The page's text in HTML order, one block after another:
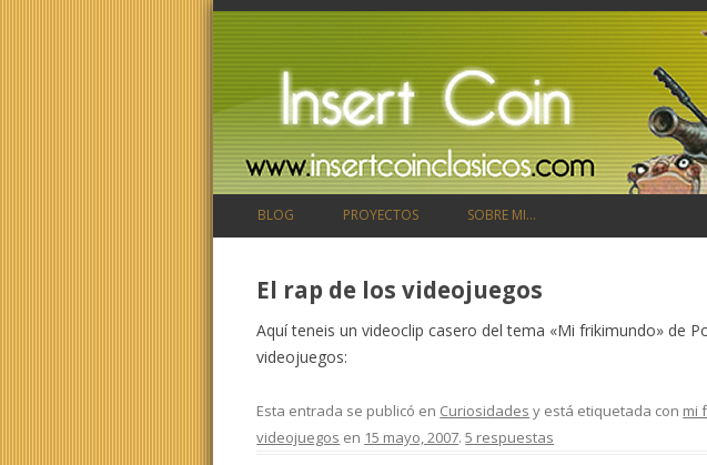
BLOG PROYECTOS SOBRE MI…
El rap de los videojuegos
Aquí teneis un videoclip casero del tema «Mi frikimundo» de
videojuegos:
Esta entrada se publicó en Curiosidades y está etiquetada con mi
videojuegos en 15 mayo, 2007.5 respuestas